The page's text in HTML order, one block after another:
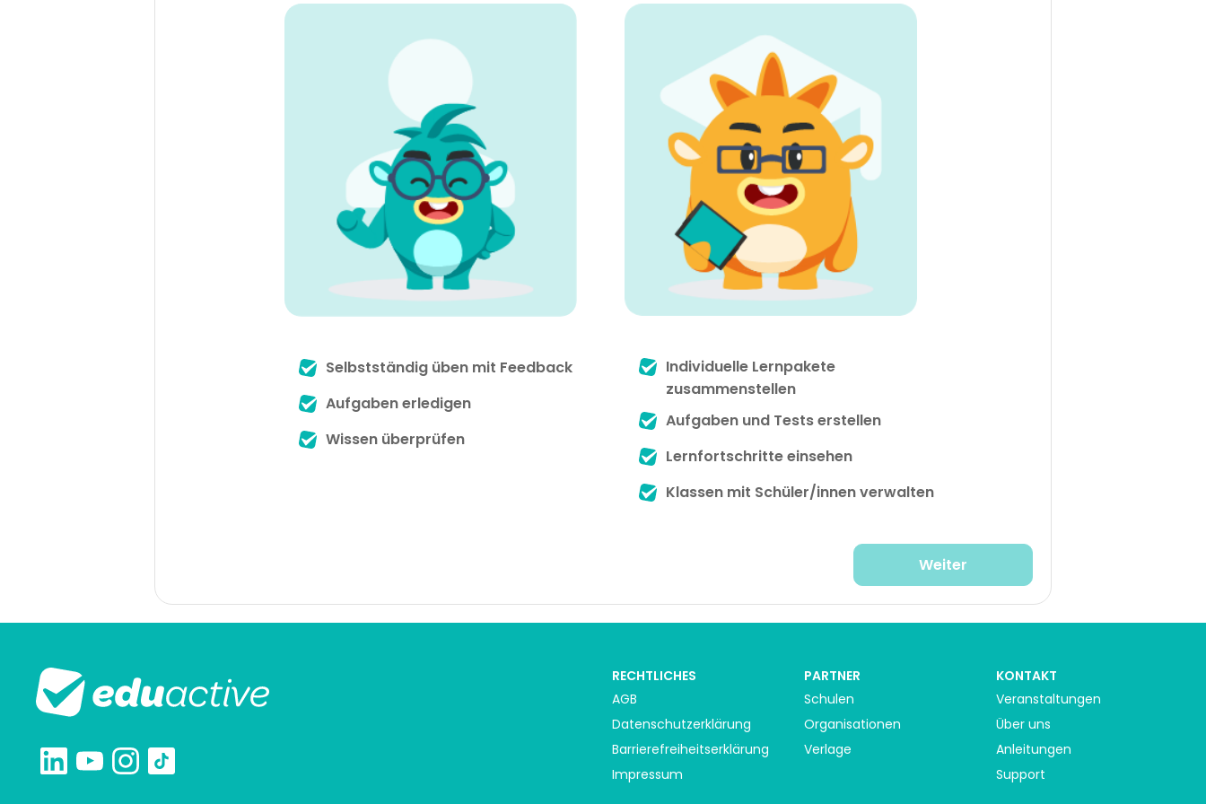
Selbstständig üben mit Feedback
Aufgaben erledigen
Wissen überprüfen
Individuelle Lernpakete
zusammenstellen
Aufgaben und Tests erstellen
Lernfortschritte einsehen
Klassen mit Schüler/innen verwalten
Weiter
RECHTLICHES
AGB
Datenschutzerklärung
Barrierefreiheitserklärung
Impressum
PARTNER
Schulen
Organisationen
Verlage
KONTAKT
Veranstaltungen
Über uns
Anleitungen
Support